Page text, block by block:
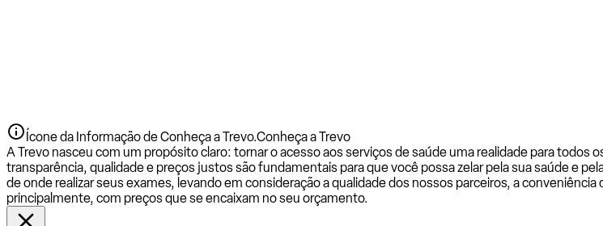
Ícone da Informação de Conheça a Trevo.Conheça a Trevo
A Trevo nasceu com um propósito claro: tornar o acesso aos serviços de saúde uma realidade para
transparência, qualidade e preços justos são fundamentais para que você possa zelar pela sua saúde e
de onde realizar seus exames, levando em consideração a qualidade dos nossos parceiros, a
principalmente, com preços que se encaixam no seu orçamento.